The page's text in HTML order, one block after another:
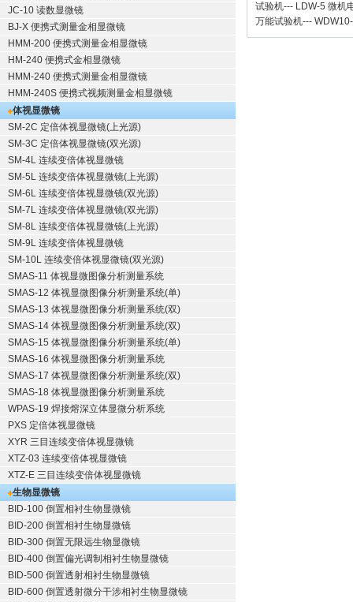
JC-10 读数显微镜
BJ-X 便携式测量金相显微镜
HMM-200 便携式测量金相显微镜
HM-240 便携式金相显微镜
HMM-240 便携式测量金相显微镜
HMM-240S 便携式视频测量金相显微镜
体视显微镜
SM-2C 定倍体视显微镜(上光源)
SM-3C 定倍体视显微镜(双光源)
SM-4L 连续变倍体视显微镜
SM-5L 连续变倍体视显微镜(上光源)
SM-6L 连续变倍体视显微镜(双光源)
SM-7L 连续变倍体视显微镜(双光源)
SM-8L 连续变倍体视显微镜(上光源)
SM-9L 连续变倍体视显微镜
SM-10L 连续变倍体视显微镜(双光源)
SMAS-11 体视显微图像分析测量系统
SMAS-12 体视显微图像分析测量系统(单)
SMAS-13 体视显微图像分析测量系统(双)
SMAS-14 体视显微图像分析测量系统(双)
SMAS-15 体视显微图像分析测量系统(单)
SMAS-16 体视显微图像分析测量系统
SMAS-17 体视显微图像分析测量系统(双)
SMAS-18 体视显微图像分析测量系统
WPAS-19 焊接熔深立体显微分析系统
PXS 定倍体视显微镜
XYR 三目连续变倍体视显微镜
XTZ-03 连续变倍体视显微镜
XTZ-E 三目连续变倍体视显微镜
生物显微镜
BID-100 倒置相衬生物显微镜
BID-200 倒置相衬生物显微镜
BID-300 倒置无限远生物显微镜
BID-400 倒置偏光调制相衬生物显微镜
BID-500 倒置透射相衬生物显微镜
BID-600 倒置透射微分干涉相衬生物显微镜
试验机--- LDW-5 微机
万能试验机---